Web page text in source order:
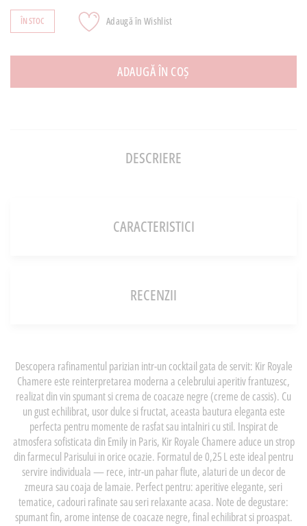
ÎN STOC Adaugă în Wishlist
ADAUGĂ ÎN COȘ
DESCRIERE
CARACTERISTICI
RECENZII
Descopera rafinamentul parizian intr-un cocktail gata de servit: Kir Royale
Chamere este reinterpretarea moderna a celebrului aperitiv frantuzesc,
realizat din vin spumant si crema de coacaze negre (creme de cassis). Cu
un gust echilibrat, usor dulce si fructat, aceasta bautura eleganta este
perfecta pentru momente de rasfat sau intalniri cu stil. Inspirat de
atmosfera sofisticata din Emily in Paris, Kir Royale Chamere aduce un strop
din farmecul Parisului in orice ocazie. Formatul de 0,25 L este ideal pentru
servire individuala — rece, intr-un pahar flute, alaturi de un decor de
zmeura sau coaja de lamaie. Perfect pentru: aperitive elegante, seri
tematice, cadouri rafinate sau seri relaxante acasa. Note de degustare:
spumant fin, arome intense de coacaze negre, final echilibrat si proaspat.